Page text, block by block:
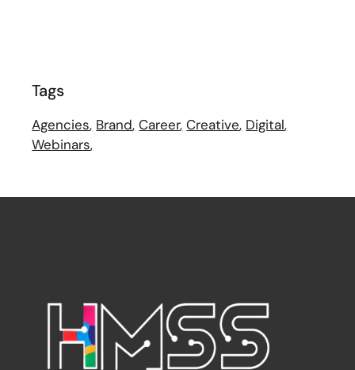
Tags
Agencies Brand Career Creative Digital
Webinars